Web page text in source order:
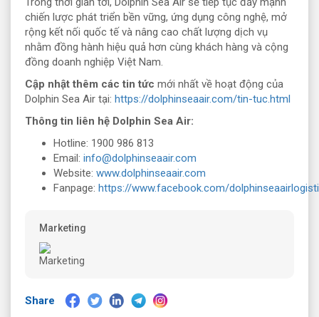
chiến lược phát triển bền vững, ứng dụng công nghệ, mở
rộng kết nối quốc tế và nâng cao chất lượng dịch vụ
nhằm đồng hành hiệu quả hơn cùng khách hàng và cộng
đồng doanh nghiệp Việt Nam.
Cập nhật thêm các tin tức mới nhất về hoạt động của
Dolphin Sea Air tại: https://dolphinseaair.com/tin-tuc.html
Thông tin liên hệ Dolphin Sea Air:
Hotline: 1900 986 813
Email: info@dolphinseaair.com
Website: www.dolphinseaair.com
Fanpage: https://www.facebook.com/
Marketing
Share